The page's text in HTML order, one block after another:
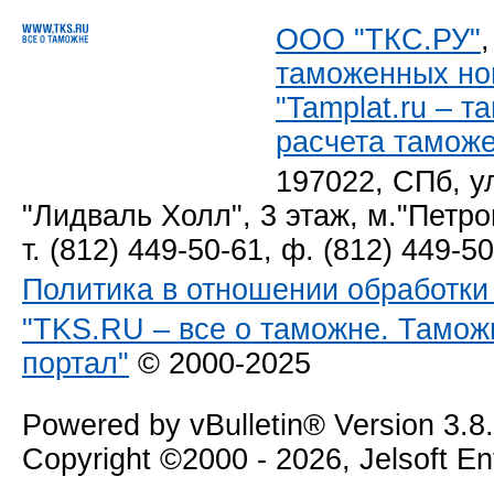
ООО "ТКС.РУ"
таможенных
"Tamplat.ru –
расчета
197022, СПб,
"Лидваль Холл", 3 этаж,
т. (812) 449-50-61, ф. (812) 449-
Политика в отношении
"TKS.RU – все о таможне.
портал" © 2000-2025
Powered by vBulletin® Version
Copyright ©2000 - 2026, Jelsoft